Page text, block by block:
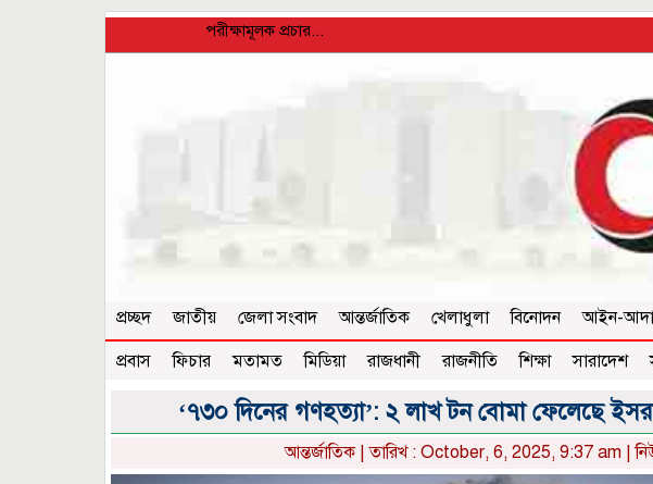
পরীক্ষামূলক প্রচার...
প্রচ্ছদ জাতীয় জেলা সংবাদ আন্তর্জাতিক খেলাধুলা বিনোদন আইন-
প্রবাস
ফিচার মতামত মিডিয়া রাজধানী রাজনীতি শিক্ষা সারাদেশ
‘৭৩০ দিনের গণহত্যা’: ২ লাখ টন বোমা ফেলেছে
আন্তর্জাতিক| তারিখ : October, 6, 2025, 9:37 am |